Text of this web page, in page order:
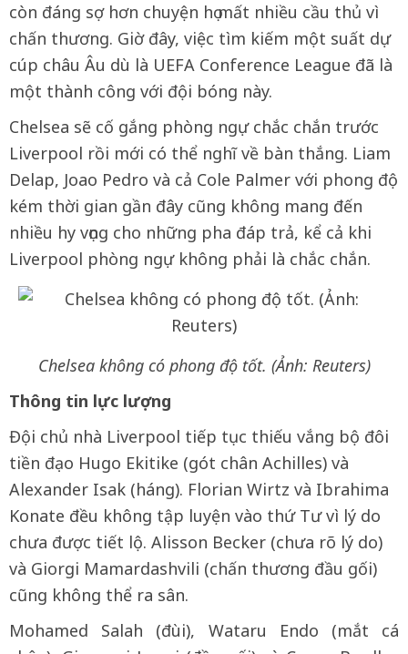
còn đáng sợ hơn chuyện họ mất nhiều cầu thủ vì
chấn thương. Giờ đây, việc tìm kiếm một suất dự
cúp châu Âu dù là UEFA Conference League đã là
một thành công với đội bóng này.
Chelsea sẽ cố gắng phòng ngự chắc chắn trước
Liverpool rồi mới có thể nghĩ về bàn thắng. Liam
Delap, Joao Pedro và cả Cole Palmer với phong độ
kém thời gian gần đây cũng không mang đến
nhiều hy vọng cho những pha đáp trả, kể cả khi
Liverpool phòng ngự không phải là chắc chắn.
Chelsea không có phong độ tốt. (Ảnh: Reuters)
Thông tin lực lượng
Đội chủ nhà Liverpool tiếp tục thiếu vắng bộ đôi
tiền đạo Hugo Ekitike (gót chân Achilles) và
Alexander Isak (háng). Florian Wirtz và Ibrahima
Konate đều không tập luyện vào thứ Tư vì lý do
chưa được tiết lộ. Alisson Becker (chưa rõ lý do)
và Giorgi Mamardashvili (chấn thương đầu gối)
cũng không thể ra sân.
Mohamed Salah (đùi), Wataru Endo (mắt cá